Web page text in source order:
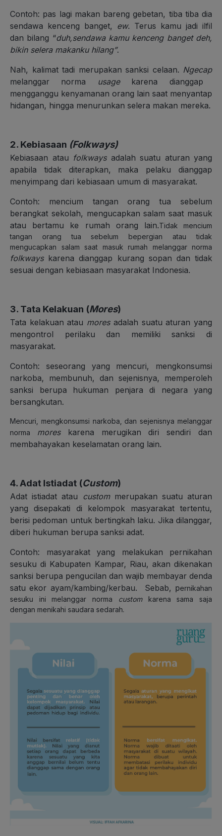
Contoh: pas lagi makan bareng gebetan, tiba tiba dia
sendawa kenceng banget, ew. Terus kamu jadi ilfil
dan bilang “duh,sendawa kamu kenceng banget deh,
bikin selera makanku hilang”.
Nah, kalimat tadi merupakan sanksi celaan. Ngecap
melanggar norma
usage karena dianggap
mengganggu kenyamanan orang lain saat menyantap
hidangan, hingga menurunkan selera makan mereka.
2. Kebiasaan (Folkways)
Kebiasaan atau folkways adalah suatu aturan yang
apabila tidak diterapkan, maka pelaku dianggap
menyimpang dari kebiasaan umum di masyarakat.
Contoh: mencium tangan orang tua sebelum
berangkat sekolah, mengucapkan salam saat masuk
atau bertamu ke rumah orang lain.Tidak mencium
tangan orang tua sebelum bepergian atau tidak
mengucapkan salam saat masuk rumah melanggar norma
folkwayskarena dianggap kurang sopan dan tidak
sesuai dengan kebiasaan masyarakat Indonesia.
3. Tata Kelakuan (Mores)
Tata kelakuan atau mores adalah suatu aturan yang
mengontrol perilaku dan memiliki sanksi di
masyarakat.
Contoh: seseorang yang mencuri, mengkonsumsi
narkoba, membunuh, dan sejenisnya, memperoleh
sanksi berupa hukuman penjara di negara yang
bersangkutan.
Mencuri, mengkonsumsi narkoba, dan sejenisnya melanggar
norma moreskarena merugikan diri sendiri dan
membahayakan keselamatan orang lain.
4. Adat Istiadat (Custom)
Adat istiadat atau custom merupakan suatu aturan
yang disepakati di kelompok masyarakat tertentu,
berisi pedoman untuk bertingkah laku. Jika dilanggar,
diberi hukuman berupa sanksi adat.
Contoh: masyarakat yang melakukan pernikahan
sesuku di Kabupaten Kampar, Riau, akan dikenakan
sanksi berupa pengucilan dan wajib membayar denda
satu ekor ayam/kambing/kerbau. Sebab, pernikahan
sesuku ini melanggar norma customkarena sama saja
dengan menikahi saudara sedarah.